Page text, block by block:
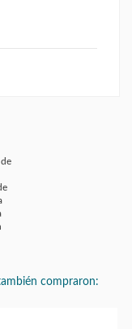
compraron: